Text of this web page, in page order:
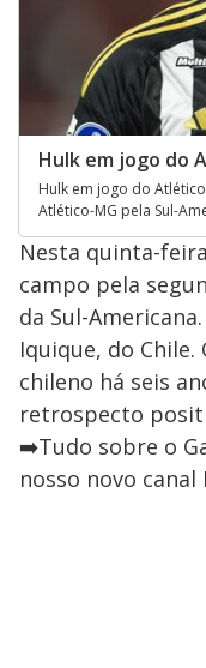
Hulk em jogo do
Hulk em jogo do
Atlético-MG pela Sul-
Nesta quinta-
campo pela
da Sul-
Iquique, do
chileno há seis
retrospecto
➡️Tudo sobre o
nosso novo canal